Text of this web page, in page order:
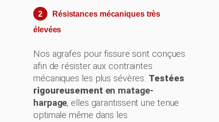
2
Résistances mécaniques très
élevées
Nos agrafes pour fissure sont conçues
afin de résister aux contraintes
mécaniques les plus sévères. Testées
rigoureusement en matage-
harpage, elles garantissent une tenue
optimale même dans les